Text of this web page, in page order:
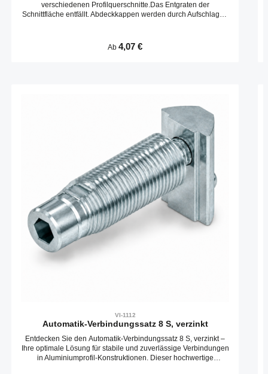
verschiedenen Profilquerschnitte.Das Entgraten der
Schnittfläche entfällt. Abdeckkappen werden durch Aufschlagen
Regulärer Preis:
Ab 4,07 €
VI-1112
Automatik-Verbindungssatz 8 S, verzinkt
Entdecken Sie den Automatik-Verbindungssatz 8 S, verzinkt –
Ihre optimale Lösung für stabile und zuverlässige Verbindungen
in Aluminiumprofil-Konstruktionen. Dieser hochwertige